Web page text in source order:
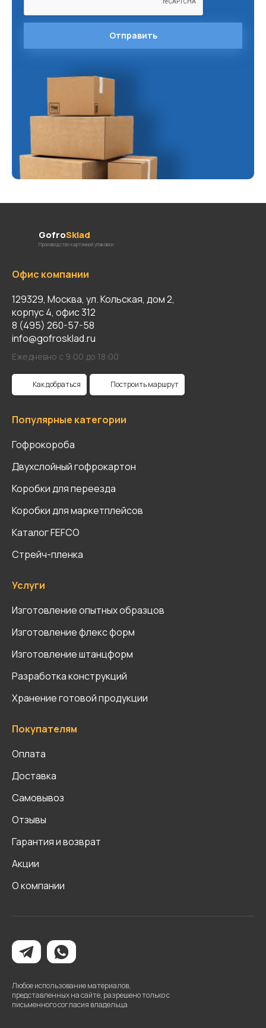
Отправить
GofroSklad
Производство картонной упаковки
Офис компании
129329, Москва, ул. Кольская, дом 2,
корпус 4, офис 312
8 (495) 260-57-58
info@gofrosklad.ru
Ежедневно с 9:00 до 18:00
Как добраться Построить маршрут
Популярные категории
Гофрокороба
Двухслойный гофрокартон
Коробки для переезда
Коробки для маркетплейсов
Каталог FEFCO
Стрейч-пленка
Услуги
Изготовление опытных образцов
Изготовление флекс форм
Изготовление штанцформ
Разработка конструкций
Хранение готовой продукции
Покупателям
Оплата
Доставка
Самовывоз
Отзывы
Гарантия и возврат
Акции
О компании
Любое использование материалов,
представленных на сайте, разрешено только с
письменного согласия владельца